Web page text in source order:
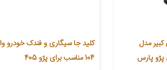
مدل
104 مناسب برای پژو 405